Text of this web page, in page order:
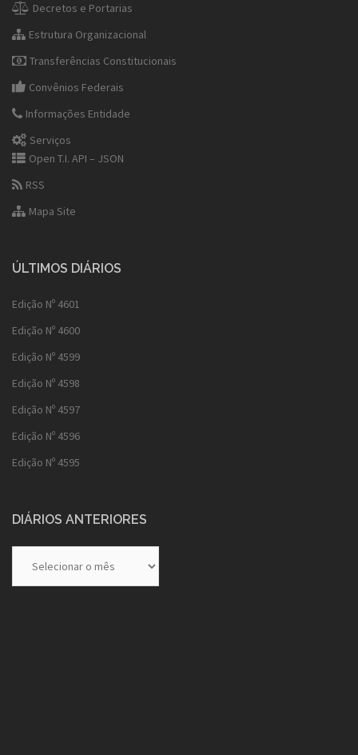
Decretos e Portarias
Estrutura Organizacional
Transferências Constitucionais
Convênios Federais
Informações Entidade
Serviços
Open T.I. API – JSON
RSS
Mapa Site
ÚLTIMOS DIÁRIOS
Edição Nº 4601
Edição Nº 4600
Edição Nº 4599
Edição Nº 4598
Edição Nº 4597
Edição Nº 4596
Edição Nº 4595
DIÁRIOS ANTERIORES
Anteriores